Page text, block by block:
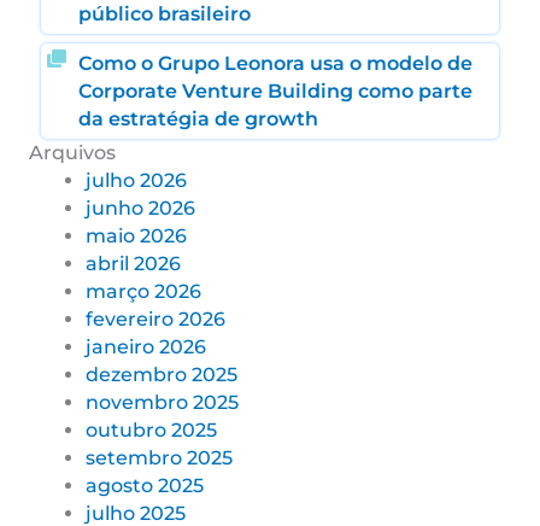
público brasileiro
Como o Grupo Leonora usa o modelo de
Corporate Venture Building como parte
da estratégia de growth
Arquivos
julho 2026
junho 2026
maio 2026
abril 2026
março 2026
fevereiro 2026
janeiro 2026
dezembro 2025
novembro 2025
outubro 2025
setembro 2025
agosto 2025
julho 2025